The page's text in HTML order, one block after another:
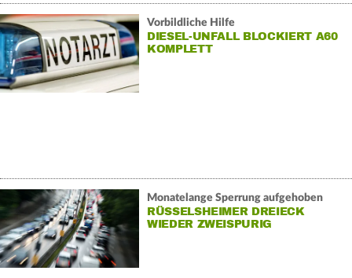
Vorbildliche Hilfe
DIESEL-UNFALL BLOCKIERT A60
KOMPLETT
Monatelange Sperrung aufgehoben
RÜSSELSHEIMER DREIECK
WIEDER ZWEISPURIG